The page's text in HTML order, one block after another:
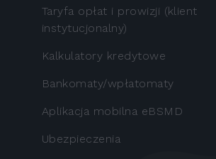
Taryfa opłat i prowizji (klient
instytucjonalny)
Kalkulatory kredytowe
Bankomaty/wpłatomaty
Aplikacja mobilna eBSMD
Ubezpieczenia